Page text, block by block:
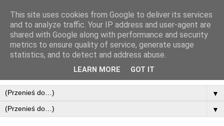
▼
▼
This site uses cookies from Google to deliver its services
and to analyze traffic. Your IP address and user-agent are
shared with Google along with performance and security
metrics to ensure quality of service, generate usage
statistics, and to detect and address abuse.
LEARN MORE GOT IT